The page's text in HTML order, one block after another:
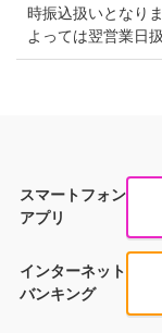
時振込扱いとなり
よっては翌営業日
スマートフォン
アプリ
インターネット
バンキング